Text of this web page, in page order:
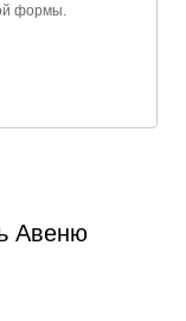
формы.
Авеню